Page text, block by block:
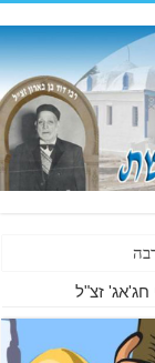
חג'אג' זצ"ל